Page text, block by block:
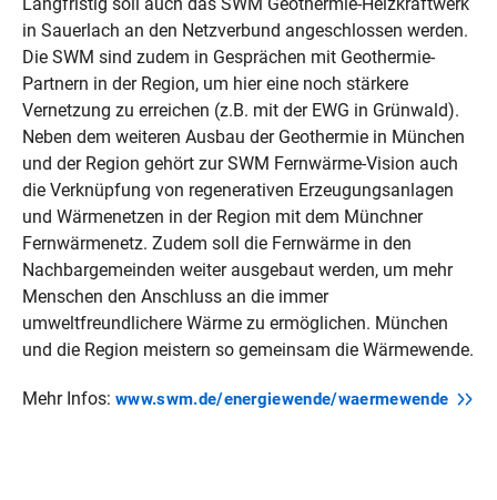
in Sauerlach an den Netzverbund angeschlossen werden.
Die SWM sind zudem in Gesprächen mit Geothermie-
Partnern in der Region, um hier eine noch stärkere
Vernetzung zu erreichen (z.B. mit der EWG in Grünwald).
Neben dem weiteren Ausbau der Geothermie in München
und der Region gehört zur SWM Fernwärme-Vision auch
die Verknüpfung von regenerativen Erzeugungsanlagen
und Wärmenetzen in der Region mit dem Münchner
Fernwärmenetz. Zudem soll die Fernwärme in den
Nachbargemeinden weiter ausgebaut werden, um mehr
Menschen den Anschluss an die immer
umweltfreundlichere Wärme zu ermöglichen. München
und die Region meistern so gemeinsam die Wärmewende.
Mehr Infos: www.swm.de/energiewende/waermewende